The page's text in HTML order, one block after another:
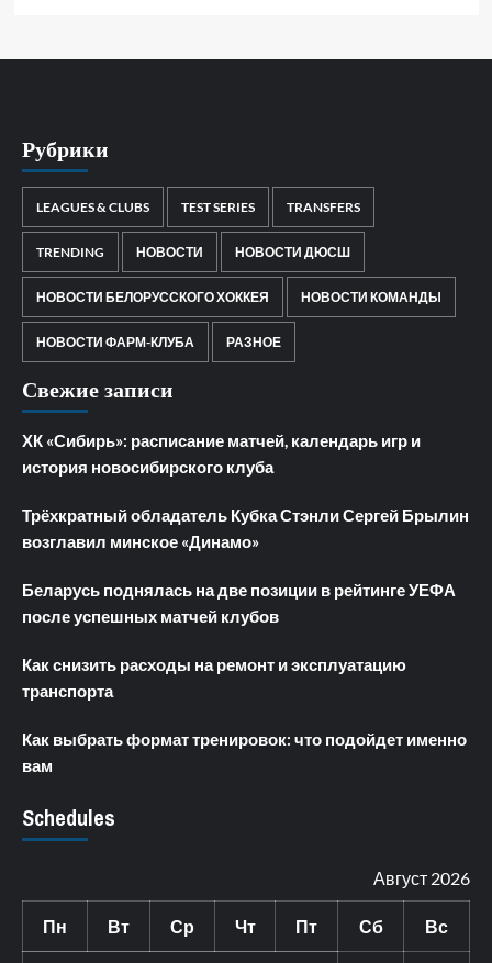
Рубрики
LEAGUES & CLUBS TEST SERIES TRANSFERS
TRENDING НОВОСТИ НОВОСТИ ДЮСШ
НОВОСТИ БЕЛОРУССКОГО ХОККЕЯ НОВОСТИ КОМАНДЫ
НОВОСТИ ФАРМ-КЛУБА РАЗНОЕ
Свежие записи
ХК «Сибирь»: расписание матчей, календарь игр и
история новосибирского клуба
Трёхкратный обладатель Кубка Стэнли Сергей Брылин
возглавил минское «Динамо»
Беларусь поднялась на две позиции в рейтинге УЕФА
после успешных матчей клубов
Как снизить расходы на ремонт и эксплуатацию
транспорта
Как выбрать формат тренировок: что подойдет именно
вам
Schedules
Август 2026
Пн Вт Ср Чт Пт Сб Вс